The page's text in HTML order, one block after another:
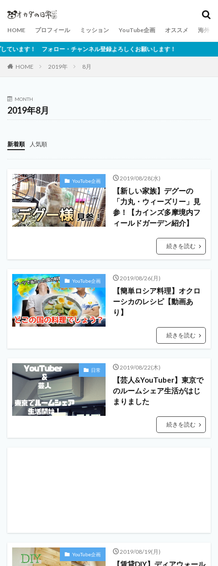
HOME プロフィール ミッション YouTube企画 オススメ 海外ネ
す！ フォロー・チャンネル登録よろしくお願いします！
HOME 2019年 8月
MONTH
2019年8月
新着順 人気順
YouTube企画 2019/08/28(水)
【新しい家族】デグーの
「力丸・ウィーズリー」見
参！【カインズ多摩境内フ
ィールドガーデン紹介】
続きを読む
YouTube企画 2019/08/26(月)
【簡単ロシア料理】オクロ
ーシカのレシピ【動画あ
り】
続きを読む
日常 2019/08/22(木)
【芸人&YouTuber】東京で
のルームシェア生活がはじ
まりました
続きを読む
YouTube企画 2019/08/19(月)
【賃貸DIY】ディアウォール